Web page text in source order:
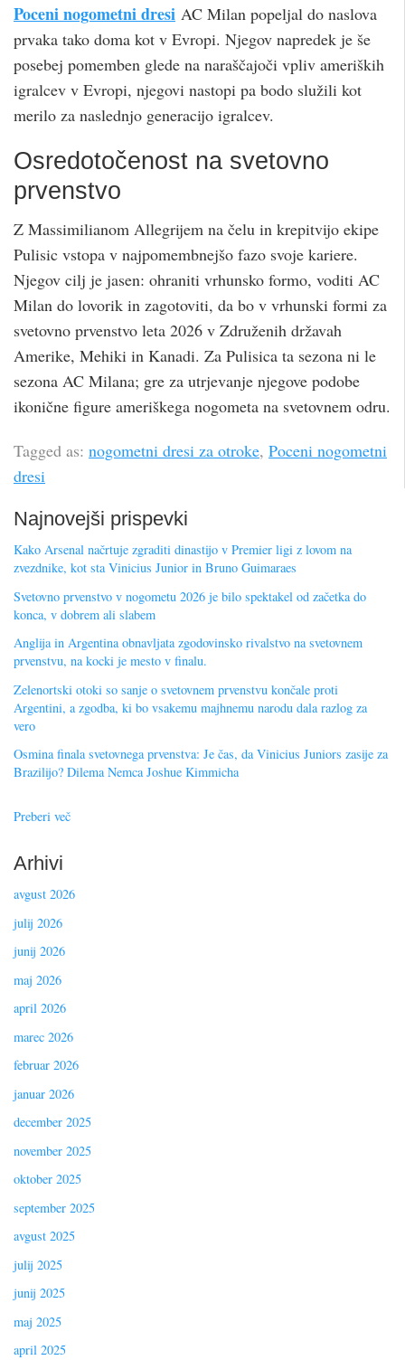
Poceni nogometni dresi AC Milan popeljal do naslova
prvaka tako doma kot v Evropi. Njegov napredek je še
posebej pomemben glede na naraščajoči vpliv ameriških
igralcev v Evropi, njegovi nastopi pa bodo služili kot
merilo za naslednjo generacijo igralcev.
Osredotočenost na svetovno
prvenstvo
Z Massimilianom Allegrijem na čelu in krepitvijo ekipe
Pulisic vstopa v najpomembnejšo fazo svoje kariere.
Njegov cilj je jasen: ohraniti vrhunsko formo, voditi AC
Milan do lovorik in zagotoviti, da bo v vrhunski formi za
svetovno prvenstvo leta 2026 v Združenih državah
Amerike, Mehiki in Kanadi. Za Pulisica ta sezona ni le
sezona AC Milana; gre za utrjevanje njegove podobe
ikonične figure ameriškega nogometa na svetovnem odru.
Tagged as: nogometni dresi za otroke, Poceni nogometni
dresi
Najnovejši prispevki
Kako Arsenal načrtuje zgraditi dinastijo v Premier ligi z lovom na
zvezdnike, kot sta Vinicius Junior in Bruno Guimaraes
Svetovno prvenstvo v nogometu 2026 je bilo spektakel od začetka do
konca, v dobrem ali slabem
Anglija in Argentina obnavljata zgodovinsko rivalstvo na svetovnem
prvenstvu, na kocki je mesto v finalu.
Zelenortski otoki so sanje o svetovnem prvenstvu končale proti
Argentini, a zgodba, ki bo vsakemu majhnemu narodu dala razlog za
vero
Osmina finala svetovnega prvenstva: Je čas, da Vinicius Juniors zasije za
Brazilijo? Dilema Nemca Joshue Kimmicha
Preberi več
Arhivi
avgust 2026
julij 2026
junij 2026
maj 2026
april 2026
marec 2026
februar 2026
januar 2026
december 2025
november 2025
oktober 2025
september 2025
avgust 2025
julij 2025
junij 2025
maj 2025
april 2025